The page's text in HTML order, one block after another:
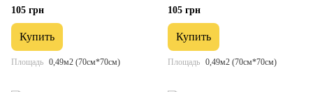
(364) SW-00001142
105 грн
Купить
Площадь 0,49м2 (70см*70см)
700х700х4мм SW-00001343
105 грн
Купить
Площадь 0,49м2 (70см*70см)